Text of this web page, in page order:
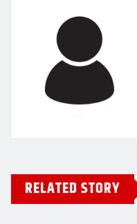
RELATED STORY